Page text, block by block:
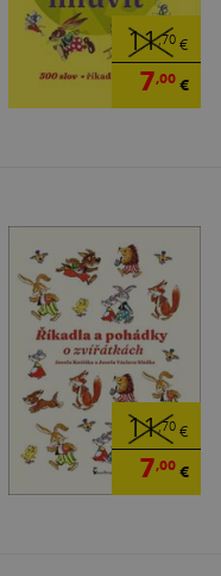
11,70€
7,00€
11,70€
7,00€